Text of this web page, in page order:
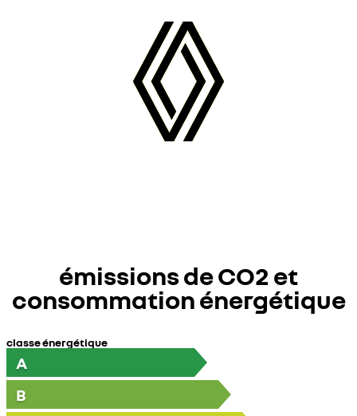
émissions de CO2 et
consommation énergétique
classe énergétique
A
B